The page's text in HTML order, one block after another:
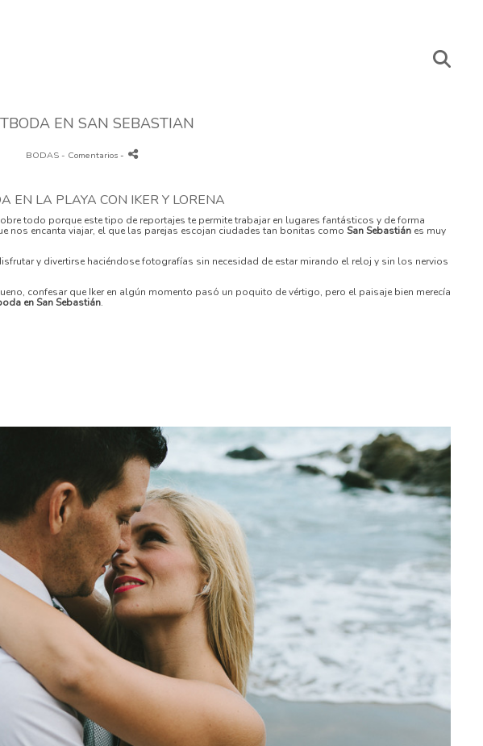
EN SAN SEBASTIAN
BODAS - Comentarios -
EN LA PLAYA CON IKER Y LORENA
todo porque este tipo de reportajes te permite trabajar en lugares fantásticos y de forma
encanta viajar, el que las parejas escojan ciudades tan bonitas como San Sebastián es muy
y divertirse haciéndose fotografías sin necesidad de estar mirando el reloj y sin los nervios
confesar que Iker en algún momento pasó un poquito de vértigo, pero el paisaje bien merecía
en San Sebastián.